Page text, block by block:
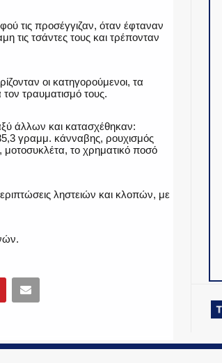
τις προσέγγιζαν, όταν έφταναν
τις τσάντες τους και τρέπονταν
οι κατηγορούμενοι, τα
τραυματισμό τους.
άλλων και κατασχέθηκαν:
γραμμ. κάνναβης, ρουχισμός
το χρηματικό ποσό
ληστειών και κλοπών, με